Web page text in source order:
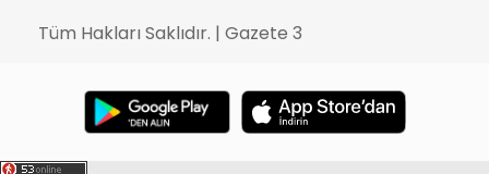
Tüm Hakları Saklıdır. | Gazete 3